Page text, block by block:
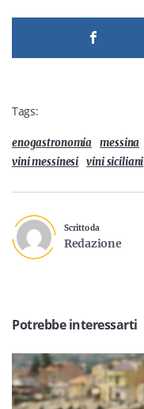
Tags:
enogastronomia messina
vini messinesi vini siciliani
Scritto da
Redazione
Potrebbe interessarti